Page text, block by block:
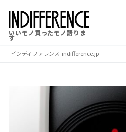
いいモノ買ったモノ語りま
す
インディファレンス-indifference.jp-